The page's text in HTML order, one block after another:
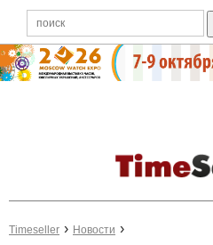
Timeseller Новости